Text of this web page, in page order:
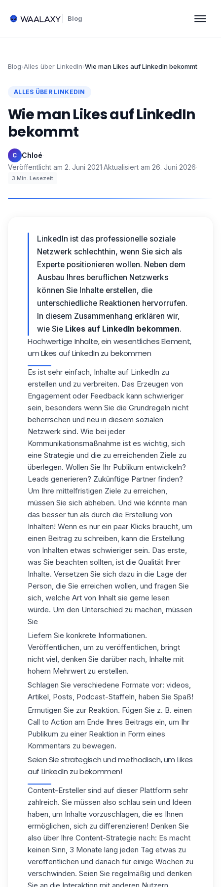
Blog
Blog›Alles über LinkedIn›Wie man Likes auf LinkedIn bekommt
ALLES ÜBER LINKEDIN
Wie man Likes auf LinkedIn
bekommt
C Chloé·
Veröffentlicht am 2. Juni 2021·Aktualisiert am 26. Juni 2026·
3 Min. Lesezeit
LinkedIn ist das professionelle soziale
Netzwerk schlechthin, wenn Sie sich als
Experte positionieren wollen. Neben dem
Ausbau Ihres beruflichen Netzwerks
können Sie Inhalte erstellen, die
unterschiedliche Reaktionen hervorrufen.
In diesem Zusammenhang erklären wir,
wie Sie Likes auf LinkedIn bekommen.
Hochwertige Inhalte, ein wesentliches Element,
um Likes auf LinkedIn zu bekommen
Es ist sehr einfach, Inhalte auf LinkedIn zu
erstellen und zu verbreiten. Das Erzeugen von
Engagement oder Feedback kann schwieriger
sein, besonders wenn Sie die Grundregeln nicht
beherrschen und neu in diesem sozialen
Netzwerk sind. Wie bei jeder
Kommunikationsmaßnahme ist es wichtig, sich
eine Strategie und die zu erreichenden Ziele zu
überlegen. Wollen Sie Ihr Publikum entwickeln?
Leads generieren? Zukünftige Partner finden?
Um Ihre mittelfristigen Ziele zu erreichen,
müssen Sie sich abheben. Und wie könnte man
das besser tun als durch die Erstellung von
Inhalten! Wenn es nur ein paar Klicks braucht, um
einen Beitrag zu schreiben, kann die Erstellung
von Inhalten etwas schwieriger sein. Das erste,
was Sie beachten sollten, ist die Qualität Ihrer
Inhalte. Versetzen Sie sich dazu in die Lage der
Person, die Sie erreichen wollen, und fragen Sie
sich, welche Art von Inhalt sie gerne lesen
würde. Um den Unterschied zu machen, müssen
Sie
Liefern Sie konkrete Informationen.
Veröffentlichen, um zu veröffentlichen, bringt
nicht viel, denken Sie darüber nach, Inhalte mit
hohem Mehrwert zu erstellen.
Schlagen Sie verschiedene Formate vor: videos,
Artikel, Posts, Podcast-Staffeln, haben Sie Spaß!
Ermutigen Sie zur Reaktion. Fügen Sie z. B. einen
Call to Action am Ende Ihres Beitrags ein, um Ihr
Publikum zu einer Reaktion in Form eines
Kommentars zu bewegen.
Seien Sie strategisch und methodisch, um Likes
auf LinkedIn zu bekommen!
Content-Ersteller sind auf dieser Plattform sehr
zahlreich. Sie müssen also schlau sein und Ideen
haben, um Inhalte vorzuschlagen, die es Ihnen
ermöglichen, sich zu differenzieren! Denken Sie
also über Ihre Content-Strategie nach: Es macht
keinen Sinn, 3 Monate lang jeden Tag etwas zu
veröffentlichen und danach für einige Wochen zu
verschwinden. Seien Sie regelmäßig und denken